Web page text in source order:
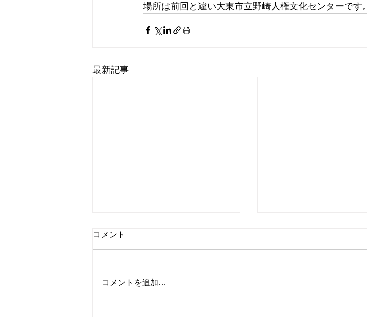
場所は前回と違い大東市立野崎人権文化センターです。
最新記事
コメント
コメントを追加…